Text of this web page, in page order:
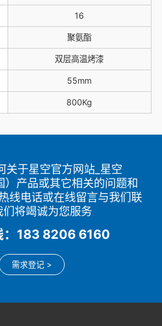
16
聚氨酯
双层高温烤漆
55mm
800Kg
关于星空官方网站_星空
产品或其它相关的问题和
线电话或在线留言与我们联
们将竭诚为您服务
：183 8206 6160
需求登记 >